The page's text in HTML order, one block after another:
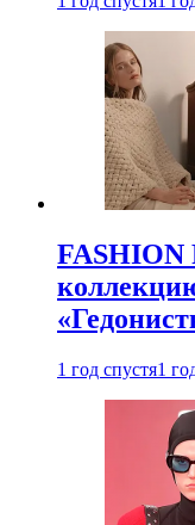
FASHION
1 год спустя1